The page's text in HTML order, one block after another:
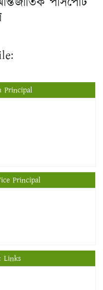
Principal
Principal
Links